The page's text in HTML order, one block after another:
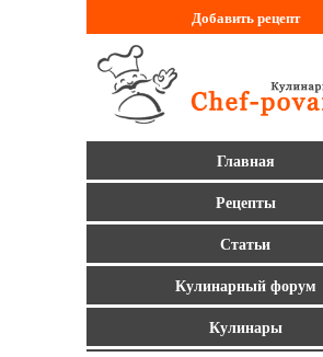
Добавитьрецепт
Главная
Рецепты
Статьи
Кулинарный форум
Кулинары